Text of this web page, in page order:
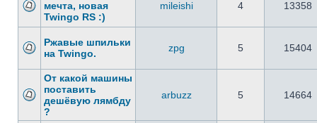
мечта, новая
Twingo RS :)
mileishi 4 13358
Ржавые шпильки
на Twingo.
zpg 5 15404
От какой машины
поставить
дешёвую лямбду
?
arbuzz 5 14664